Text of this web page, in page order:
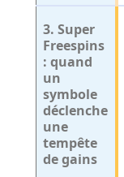
3. Super
Freespins
: quand
un
symbole
déclenche
une
tempête
de gains